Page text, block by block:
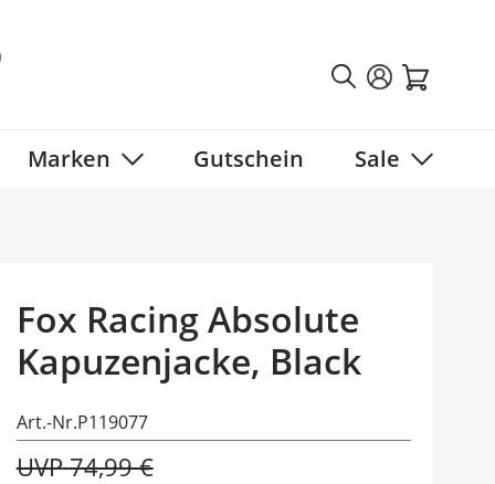
Marken Gutschein Sale
Fox Racing Absolute
Kapuzenjacke, Black
Art.-Nr.P119077
UVP 74,99 €